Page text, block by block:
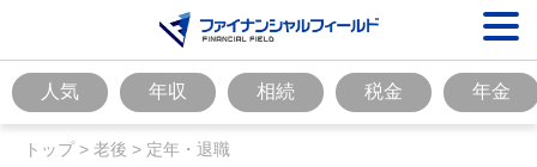
人気 年収 相続 税金 年金
トップ> 老後 > 定年・退職